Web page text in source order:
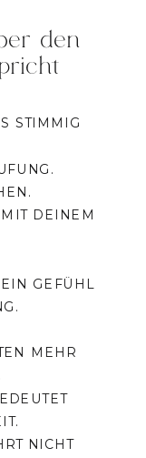
STIMMIG
DEINEM
GEFÜHL
MEHR
NICHT
den